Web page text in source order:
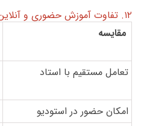
۱۲. تفاوت آموزش حضوری و آنلاین گویندگی
مقایسه
تعامل مستقیم با استاد
امکان حضور در استودیو